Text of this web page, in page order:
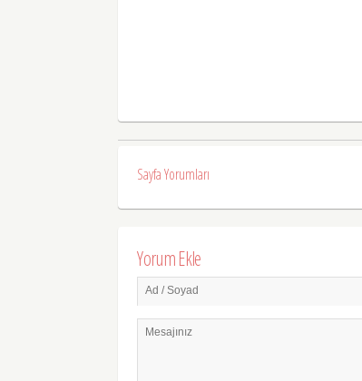
Sayfa Yorumları
Yorum Ekle
Ad / Soyad
Mesajınız